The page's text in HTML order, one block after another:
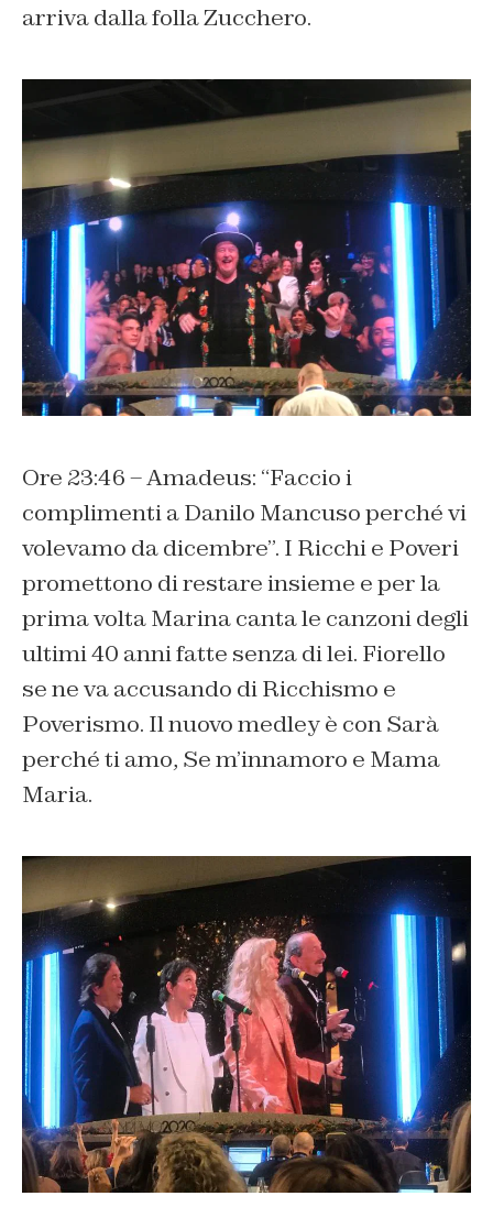
arriva dalla folla Zucchero.
Ore 23:46 – Amadeus: “Faccio i
complimenti a Danilo Mancuso perché vi
volevamo da dicembre”. I Ricchi e Poveri
promettono di restare insieme e per la
prima volta Marina canta le canzoni degli
ultimi 40 anni fatte senza di lei. Fiorello
se ne va accusando di Ricchismo e
Poverismo. Il nuovo medley è con Sarà
perché ti amo, Se m’innamoro e Mama
Maria.